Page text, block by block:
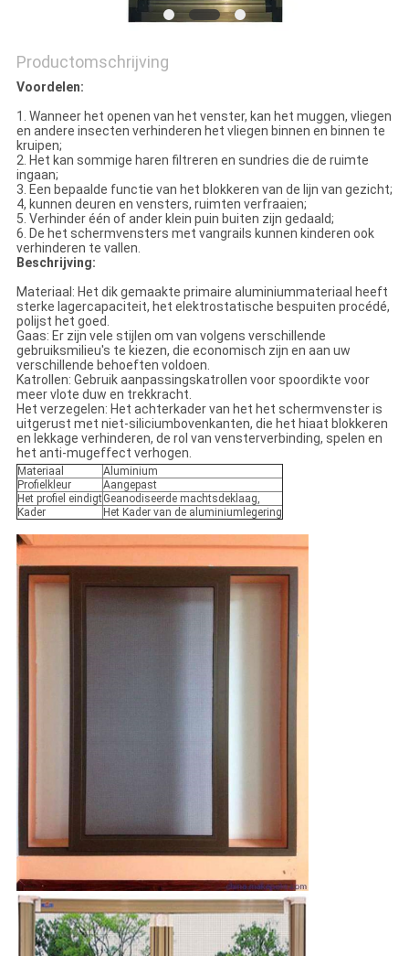
Productomschrijving
Voordelen:
1. Wanneer het openen van het venster, kan het muggen, vliegen
en andere insecten verhinderen het vliegen binnen en binnen te
kruipen;
2. Het kan sommige haren filtreren en sundries die de ruimte
ingaan;
3. Een bepaalde functie van het blokkeren van de lijn van gezicht;
4, kunnen deuren en vensters, ruimten verfraaien;
5. Verhinder één of ander klein puin buiten zijn gedaald;
6. De het schermvensters met vangrails kunnen kinderen ook
verhinderen te vallen.
Beschrijving:
Materiaal: Het dik gemaakte primaire aluminiummateriaal heeft
sterke lagercapaciteit, het elektrostatische bespuiten procédé,
polijst het goed.
Gaas: Er zijn vele stijlen om van volgens verschillende
gebruiksmilieu's te kiezen, die economisch zijn en aan uw
verschillende behoeften voldoen.
Katrollen: Gebruik aanpassingskatrollen voor spoordikte voor
meer vlote duw en trekkracht.
Het verzegelen: Het achterkader van het het schermvenster is
uitgerust met niet-siliciumbovenkanten, die het hiaat blokkeren
en lekkage verhinderen, de rol van vensterverbinding, spelen en
het anti-mugeffect verhogen.
Materiaal
Aluminium
Profielkleur
Aangepast
Het profiel eindigtGeanodiseerde machtsdeklaag,
Kader
Het Kader van de aluminiumlegering